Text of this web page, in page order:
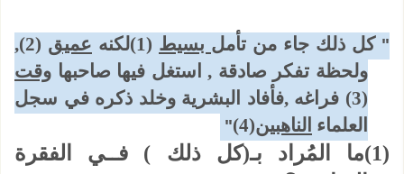
" كل ذلك جاء من تأمل بسيط (1)لكنه عميق
(2),
ولحظة تفكر صادقة , استغل فيها صاحبها وقت
(3) فراغه ,فأفاد البشرية وخلد ذكره في سجل
العلماء الناهبين(4)
"
(1)ما المُراد بـ(كل ذلك ) فــي الفقرة